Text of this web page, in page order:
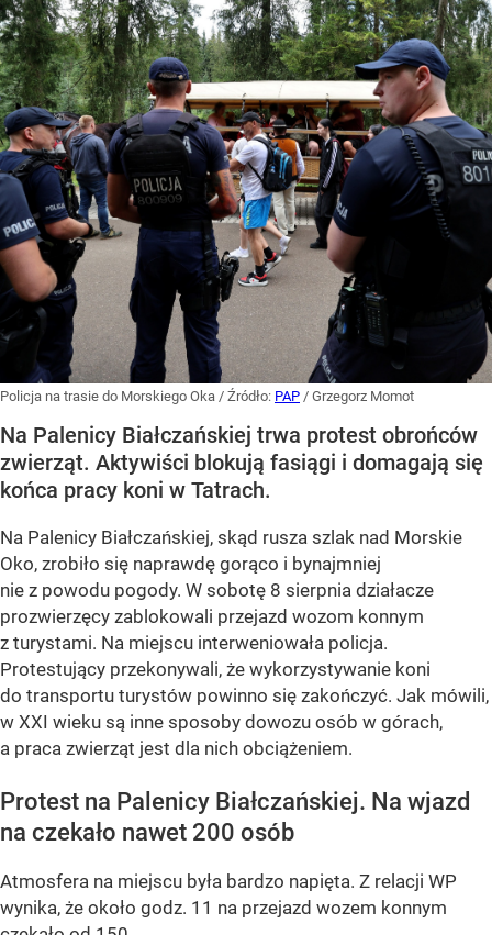
Policja na trasie do Morskiego Oka / Źródło: PAP / Grzegorz Momot
Na Palenicy Białczańskiej trwa protest obrońców
zwierząt. Aktywiści blokują fasiągi i domagają się
końca pracy koni w Tatrach.
Na Palenicy Białczańskiej, skąd rusza szlak nad Morskie
Oko, zrobiło się naprawdę gorąco i bynajmniej
nie z powodu pogody. W sobotę 8 sierpnia działacze
prozwierzęcy zablokowali przejazd wozom konnym
z turystami. Na miejscu interweniowała policja.
Protestujący przekonywali, że wykorzystywanie koni
do transportu turystów powinno się zakończyć. Jak mówili,
w XXI wieku są inne sposoby dowozu osób w górach,
a praca zwierząt jest dla nich obciążeniem.
Protest na Palenicy Białczańskiej. Na wjazd
na czekało nawet 200 osób
Atmosfera na miejscu była bardzo napięta. Z relacji WP
wynika, że około godz. 11 na przejazd wozem konnym